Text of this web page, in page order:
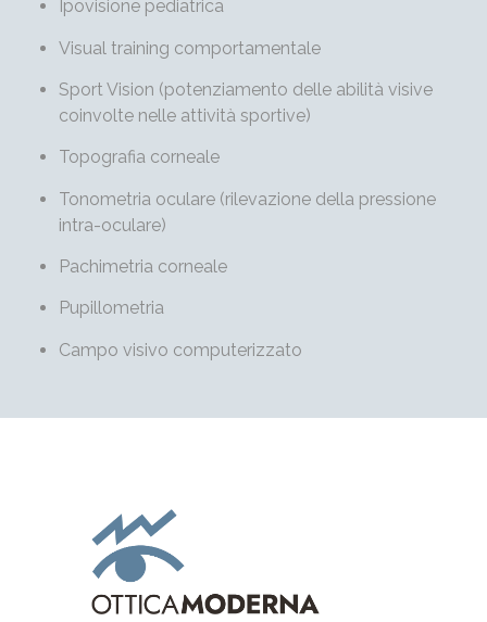
Ipovisione pediatrica
Visual training comportamentale
Sport Vision (potenziamento delle abilità visive
coinvolte nelle attività sportive)
Topografia corneale
Tonometria oculare (rilevazione della pressione
intra-oculare)
Pachimetria corneale
Pupillometria
Campo visivo computerizzato